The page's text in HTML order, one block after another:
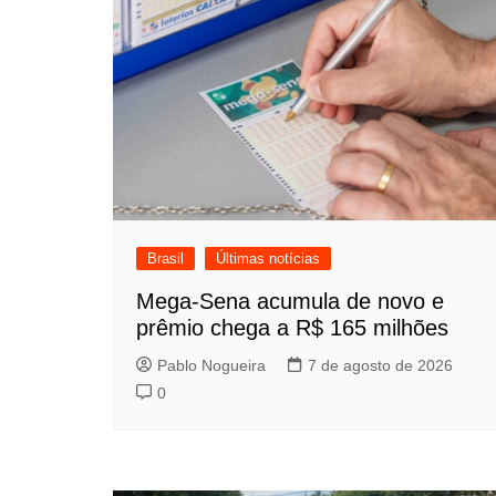
Brasil Últimas notícias
Mega-Sena acumula de novo e
prêmio chega a R$ 165 milhões
Pablo Nogueira
7 de agosto de 2026
0